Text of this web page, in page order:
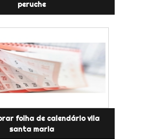
peruche
folha de calendário vila
santa maria